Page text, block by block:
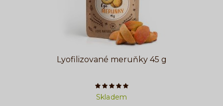
Lyofilizované meruňky 45 g
Počet hvězdiček je 5 z 5
Skladem